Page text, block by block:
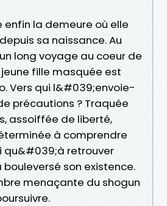
enfin la demeure où elle
sa naissance. Au
long voyage au coeur de
fille masquée est
Vers qui l&#039;envoie-
précautions ? Traquée
assoiffée de liberté,
à comprendre
qu&#039;à retrouver
bouleversé son existence.
menaçante du shogun